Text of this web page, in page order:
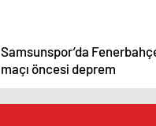
Samsunspor’da
maçı öncesi deprem